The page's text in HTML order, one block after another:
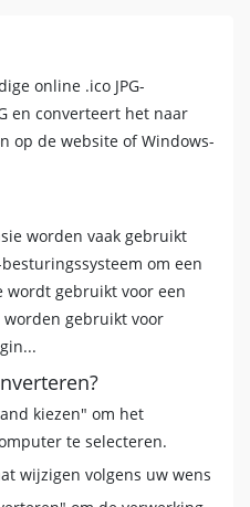
online .ico JPG-
en converteert het naar
op de website of Windows-
worden vaak gebruikt
om een
wordt gebruikt voor een
gebruikt voor
kiezen" om het
te selecteren.
wijzigen volgens uw wens